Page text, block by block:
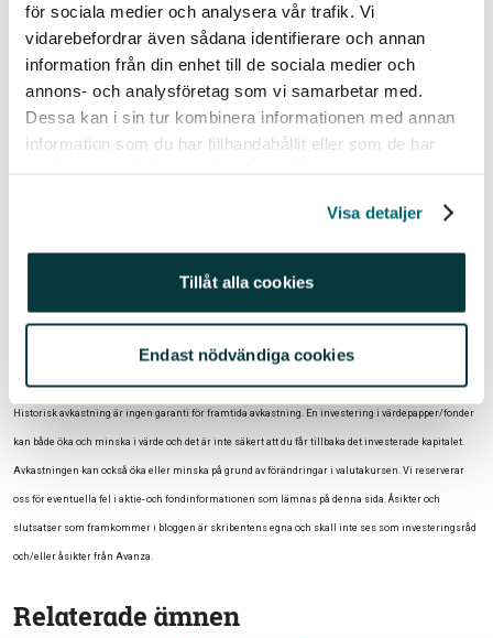
för sociala medier och analysera vår trafik. Vi
vidarebefordrar även sådana identifierare och annan
information från din enhet till de sociala medier och
annons- och analysföretag som vi samarbetar med.
Dessa kan i sin tur kombinera informationen med annan
information som du har tillhandahållit eller som de har
Visa detaljer
Tillåt alla cookies
Endast nödvändiga cookies
via aktiemarknaden blir snabbt alldeles för riskfyllt.
Liknande resonemang går att föra på den som äger
aktier i bolaget man arbetar på. Även det är förståeligt
och i många fall bra. Det gör aktiesparandet roligare
att följa och även arbetet kan bli roligare om man inte
Dock så får man ju redan sin lön av bolaget att då
Märk väl, jag gillar tanken på att äga aktier i bolag där
jag jobbar, men det är viktigt att man inte blir
hemmablind. Lagom är bäst.
Historisk avkastning är ingen garanti för framtida avkastning. En investering i värdepapper/fonder
kan både öka och minska i värde och det är inte säkert att du får tillbaka det investerade kapitalet.
Avkastningen kan också öka eller minska på grund av förändringar i valutakursen. Vi reserverar
oss för eventuella fel i aktie- och fondinformationen som lämnas på denna sida. Åsikter och
slutsatser som framkommer i bloggen är skribentens egna och skall inte ses som investeringsråd
och/eller åsikter från Avanza.
Relaterade ämnen